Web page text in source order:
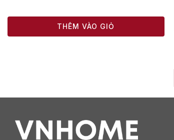
THÊM VÀO GIỎ